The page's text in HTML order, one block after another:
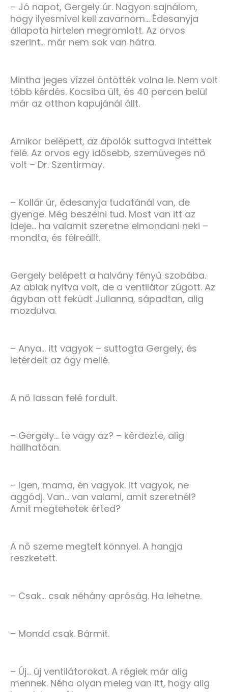
– Jó napot, Gergely úr. Nagyon sajnálom,
hogy ilyesmivel kell zavarnom… Édesanyja
állapota hirtelen megromlott. Az orvos
szerint… már nem sok van hátra.
Mintha jeges vízzel öntötték volna le. Nem volt
több kérdés. Kocsiba ült, és 40 percen belül
már az otthon kapujánál állt.
Amikor belépett, az ápolók suttogva intettek
felé. Az orvos egy idősebb, szemüveges nő
volt – Dr. Szentirmay.
– Kollár úr, édesanyja tudatánál van, de
gyenge. Még beszélni tud. Most van itt az
ideje… ha valamit szeretne elmondani neki –
mondta, és félreállt.
Gergely belépett a halvány fényű szobába.
Az ablak nyitva volt, de a ventilátor zúgott. Az
ágyban ott feküdt Julianna, sápadtan, alig
mozdulva.
– Anya… itt vagyok – suttogta Gergely, és
letérdelt az ágy mellé.
A nő lassan felé fordult.
– Gergely… te vagy az? – kérdezte, alig
hallhatóan.
– Igen, mama, én vagyok. Itt vagyok, ne
aggódj. Van… van valami, amit szeretnél?
Amit megtehetek érted?
A nő szeme megtelt könnyel. A hangja
reszketett.
– Csak… csak néhány apróság. Ha lehetne.
– Mondd csak. Bármit.
– Új… új ventilátorokat. A régiek már alig
mennek. Néha olyan meleg van itt, hogy alig